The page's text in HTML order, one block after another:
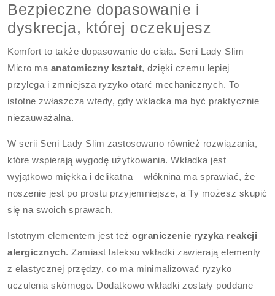
Bezpieczne dopasowanie i
dyskrecja, której oczekujesz
Komfort to także dopasowanie do ciała. Seni Lady Slim
Micro ma anatomiczny kształt, dzięki czemu lepiej
przylega i zmniejsza ryzyko otarć mechanicznych. To
istotne zwłaszcza wtedy, gdy wkładka ma być praktycznie
niezauważalna.
W serii Seni Lady Slim zastosowano również rozwiązania,
które wspierają wygodę użytkowania. Wkładka jest
wyjątkowo miękka i delikatna – włóknina ma sprawiać, że
noszenie jest po prostu przyjemniejsze, a Ty możesz skupić
się na swoich sprawach.
Istotnym elementem jest teżograniczenie ryzyka reakcji
alergicznych. Zamiast lateksu wkładki zawierają elementy
z elastycznej przędzy, co ma minimalizować ryzyko
uczulenia skórnego. Dodatkowo wkładki zostały poddane